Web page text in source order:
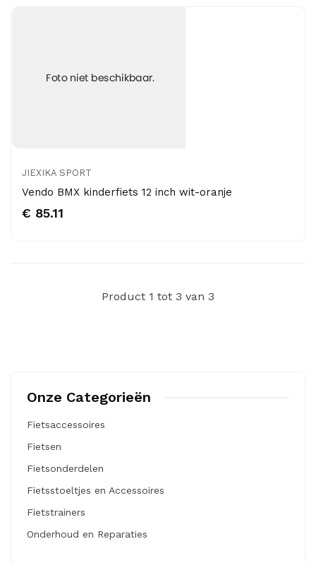
JIEXIKA SPORT
Vendo BMX kinderfiets 12 inch wit-oranje
€ 85.11
Product 1 tot 3 van 3
Onze Categorieën
Fietsaccessoires
Fietsen
Fietsonderdelen
Fietsstoeltjes en Accessoires
Fietstrainers
Onderhoud en Reparaties